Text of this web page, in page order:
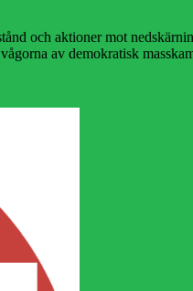
och aktioner mot
av demokratisk